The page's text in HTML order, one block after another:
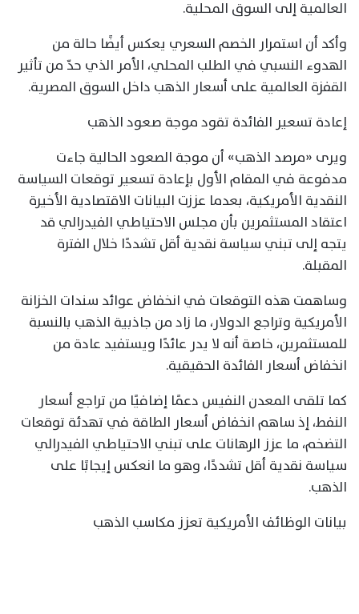
العالمية إلى السوق المحلية.
وأكد أن استمرار الخصم السعري يعكس أيضًا حالة من
الهدوء النسبي في الطلب المحلي، الأمر الذي حدّ من تأثير
القفزة العالمية على أسعار الذهب داخل السوق المصرية.
إعادة تسعير الفائدة تقود موجة صعود الذهب
ويرى «مرصد الذهب» أن موجة الصعود الحالية جاءت
مدفوعة في المقام الأول بإعادة تسعير توقعات السياسة
النقدية الأمريكية، بعدما عززت البيانات الاقتصادية الأخيرة
اعتقاد المستثمرين بأن مجلس الاحتياطي الفيدرالي قد
يتجه إلى تبني سياسة نقدية أقل تشددًا خلال الفترة
المقبلة.
وساهمت هذه التوقعات في انخفاض عوائد سندات الخزانة
الأمريكية وتراجع الدولار، ما زاد من جاذبية الذهب بالنسبة
للمستثمرين، خاصة أنه لا يدر عائدًا ويستفيد عادة من
انخفاض أسعار الفائدة الحقيقية.
كما تلقى المعدن النفيس دعمًا إضافيًا من تراجع أسعار
النفط، إذ ساهم انخفاض أسعار الطاقة في تهدئة توقعات
التضخم، ما عزز الرهانات على تبني الاحتياطي الفيدرالي
سياسة نقدية أقل تشددًا، وهو ما انعكس إيجابًا على
الذهب.
بيانات الوظائف الأمريكية تعزز مكاسب الذهب